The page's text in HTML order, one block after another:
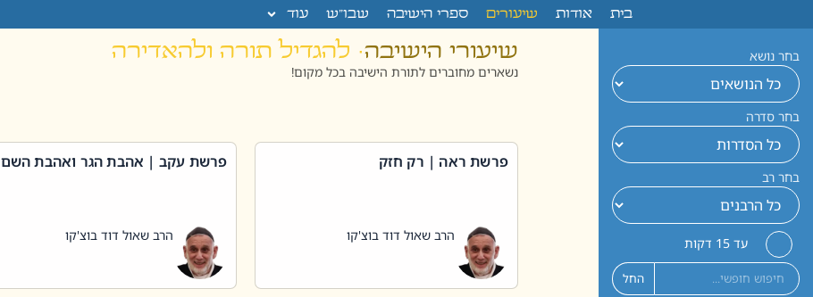
בית אודות שיעורים ספרי הישיבה שבו”ש עוד
בחר נושא
בחר סדרה
בחר רב
עד 15 דקות
החל
שיעורי הישיבה· להגדיל תורה ולהאדירה
נשארים מחוברים לתורת הישיבה בכל מקום!
פרשת ראה | רק חזק
הרב שאול דוד בוצ'קו
פרשת עקב | אהבת הגר ואהבת השם
הרב שאול דוד בוצ'קו